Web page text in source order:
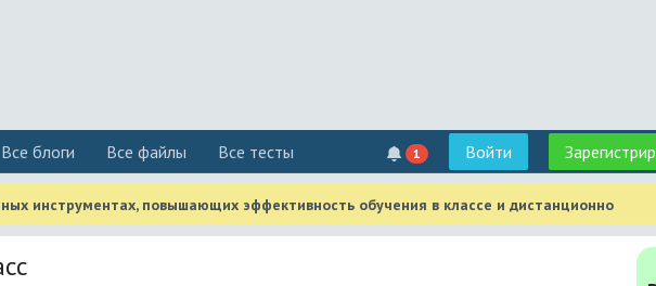
Все блоги Все файлы Все тесты 1 Войти
инструментах, повышающих эффективность обучения в классе и дистанционно